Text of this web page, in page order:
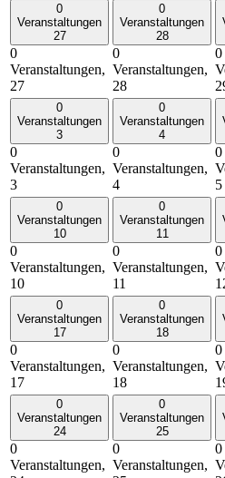
0
Veranstaltungen
27
0
Veranstaltungen,
27
0
Veranstaltungen
28
0
Veranstaltungen,
28
0
0
Veranstaltungen
3
0
Veranstaltungen,
3
0
Veranstaltungen
4
0
Veranstaltungen,
4
0
5
0
Veranstaltungen
10
0
Veranstaltungen,
10
0
Veranstaltungen
11
0
Veranstaltungen,
11
0
0
Veranstaltungen
17
0
Veranstaltungen,
17
0
Veranstaltungen
18
0
Veranstaltungen,
18
0
0
Veranstaltungen
24
0
Veranstaltungen,
0
Veranstaltungen
25
0
Veranstaltungen,
0